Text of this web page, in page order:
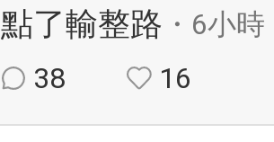
點了輸整路 ・6小時
38
16